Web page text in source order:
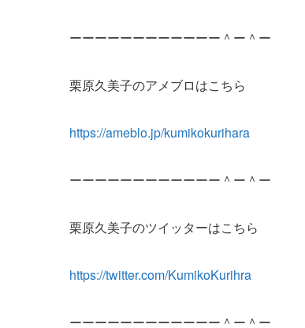
ーーーーーーーーーーーー＾ー＾ー
栗原久美子のアメブロはこちら
https://ameblo.jp/kumikokurihara
ーーーーーーーーーーーー＾ー＾ー
栗原久美子のツイッターはこちら
https://twitter.com/KumikoKurihra
ーーーーーーーーーーーー＾ー＾ー